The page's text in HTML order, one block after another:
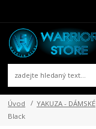
Úvod YAKUZA - DÁMSKÉ
Black